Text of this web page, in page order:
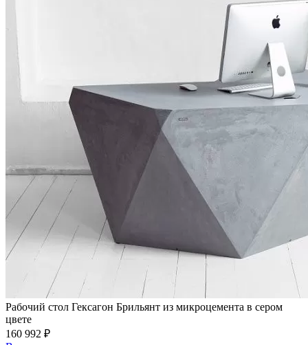
Рабочий стол Гексагон Брильянт из микроцемента в сером
цвете
160 992 ₽